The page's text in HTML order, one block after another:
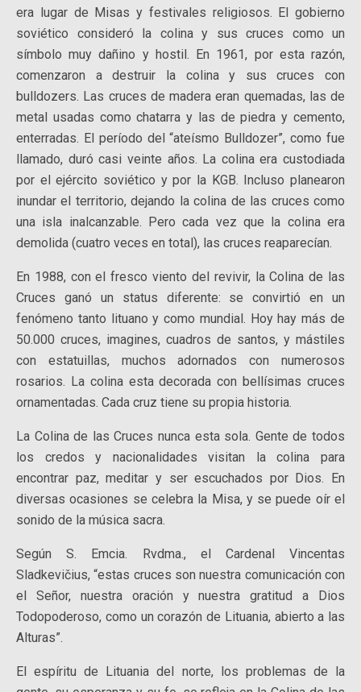
era lugar de Misas y festivales religiosos. El gobierno
soviético consideró la colina y sus cruces como un
símbolo muy dañino y hostil. En 1961, por esta razón,
comenzaron a destruir la colina y sus cruces con
bulldozers. Las cruces de madera eran quemadas, las de
metal usadas como chatarra y las de piedra y cemento,
enterradas. El período del “ateísmo Bulldozer”, como fue
llamado, duró casi veinte años. La colina era custodiada
por el ejército soviético y por la KGB. Incluso planearon
inundar el territorio, dejando la colina de las cruces como
una isla inalcanzable. Pero cada vez que la colina era
demolida (cuatro veces en total), las cruces reaparecían.
En 1988, con el fresco viento del revivir, la Colina de las
Cruces ganó un status diferente: se convirtió en un
fenómeno tanto lituano y como mundial. Hoy hay más de
50.000 cruces, imagines, cuadros de santos, y mástiles
con estatuillas, muchos adornados con numerosos
rosarios. La colina esta decorada con bellísimas cruces
ornamentadas. Cada cruz tiene su propia historia.
La Colina de las Cruces nunca esta sola. Gente de todos
los credos y nacionalidades visitan la colina para
encontrar paz, meditar y ser escuchados por Dios. En
diversas ocasiones se celebra la Misa, y se puede oír el
sonido de la música sacra.
Según S. Emcia. Rvdma., el Cardenal Vincentas
Sladkevičius, “estas cruces son nuestra comunicación con
el Señor, nuestra oración y nuestra gratitud a Dios
Todopoderoso, como un corazón de Lituania, abierto a las
Alturas”.
El espíritu de Lituania del norte, los problemas de la